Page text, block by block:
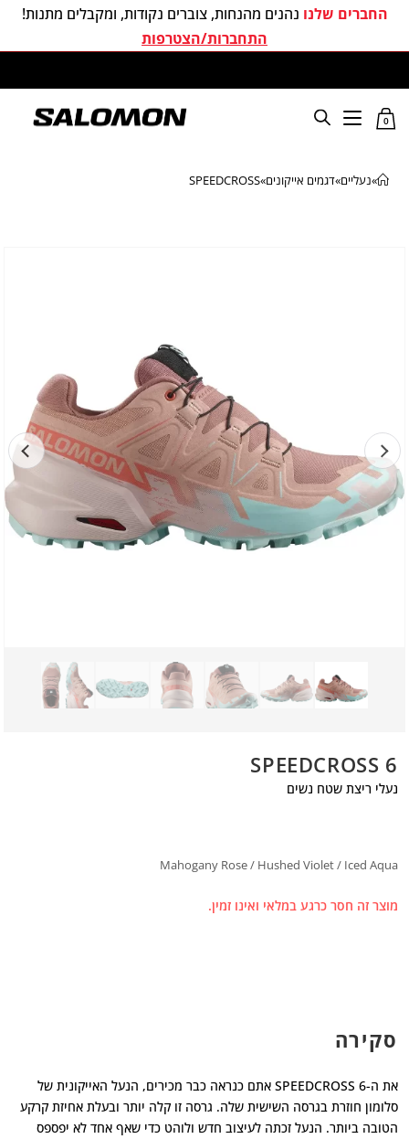
החברים שלנו נהנים מהנחות, צוברים נקודות, ומקבלים מתנות!
התחברות/הצטרפות
0
»נעליים»דגמים אייקונים»
SPEEDCROSS
SPEEDCROSS 6
נעלי ריצת שטח נשים
Mahogany Rose / Hushed Violet / Iced Aqua
מוצר זה חסר כרגע במלאי ואינו זמין.
סקירה
את ה-SPEEDCROSS 6 אתם כנראה כבר מכירים, הנעל האייקונית של
סלומון חוזרת בגרסה השישית שלה. גרסה זו קלה יותר ובעלת אחיזת קרקע
הטובה ביותר. הנעל זכתה לעיצוב חדש ולוהט כדי שאף אחד לא יפספס